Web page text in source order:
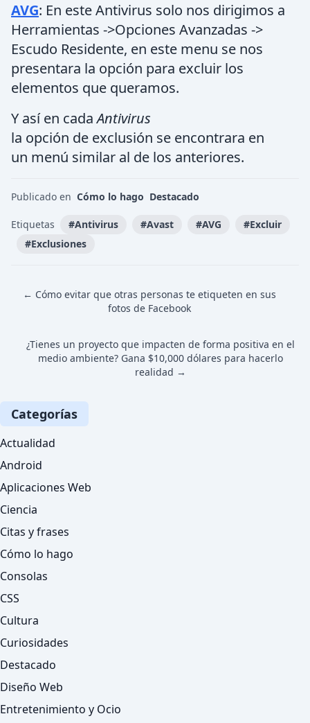
AVG: En este Antivirus solo nos dirigimos a
Herramientas ->Opciones Avanzadas ->
Escudo Residente, en este menu se nos
presentara la opción para excluir los
elementos que queramos.
Y así en cadaAntivirus
la opción de exclusión se encontrara en
un menú similar al de los anteriores.
Publicado en Cómo lo hago Destacado
Etiquetas #Antivirus #Avast #AVG #Excluir
#Exclusiones
← Cómo evitar que otras personas te etiqueten en sus
fotos de Facebook
¿Tienes un proyecto que impacten de forma positiva en el
medio ambiente? Gana $10,000 dólares para hacerlo
realidad →
Categorías
Actualidad
Android
Aplicaciones Web
Ciencia
Citas y frases
Cómo lo hago
Consolas
CSS
Cultura
Curiosidades
Destacado
Diseño Web
Entretenimiento y Ocio